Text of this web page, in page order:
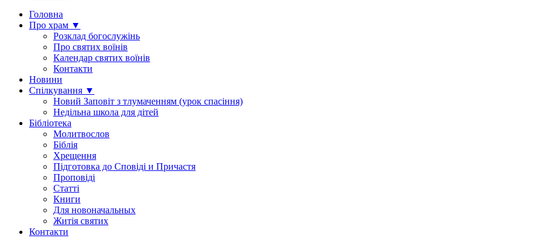
Головна
Про храм ▼
Розклад богослужінь
Про святих воїнів
Календар святих воїнів
Контакти
Новини
Спілкування ▼
Новий Заповіт з тлумаченням (урок спасіння)
Недільна школа для дітей
Бібліотека
Молитвослов
Біблія
Хрещення
Підготовка до Сповіді и Причастя
Проповіді
Статті
Книги
Для новоначальных
Житія святих
Контакти